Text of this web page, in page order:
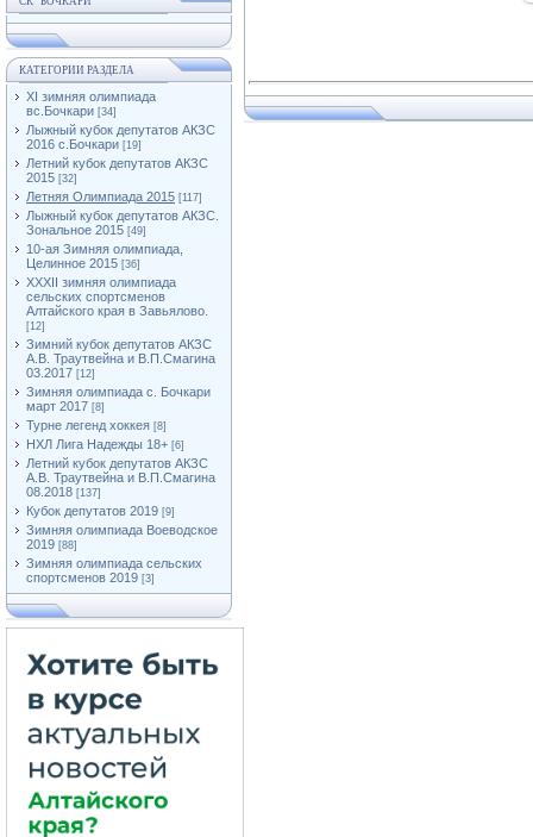
КАТЕГОРИИ РАЗДЕЛА
XI зимняя олимпиада
вс.Бочкари [34]
Лыжный кубок депутатов АКЗС
2016 с.Бочкари [19]
Летний кубок депутатов АКЗС
2015 [32]
Летняя Олимпиада 2015 [117]
Лыжный кубок депутатов АКЗС.
Зональное 2015 [49]
10-ая Зимняя олимпиада,
Целинное 2015 [36]
XXXII зимняя олимпиада
сельских спортсменов
Алтайского края в Завьялово.
[12]
Зимний кубок депутатов АКЗС
А.В. Траутвейна и В.П.Смагина
03.2017 [12]
Зимняя олимпиада с. Бочкари
март 2017 [8]
Турне легенд хоккея [8]
НХЛ Лига Надежды 18+ [6]
Летний кубок депутатов АКЗС
А.В. Траутвейна и В.П.Смагина
08.2018 [137]
Кубок депутатов 2019 [9]
Зимняя олимпиада Воеводское
2019 [88]
Зимняя олимпиада сельских
спортсменов 2019 [3]